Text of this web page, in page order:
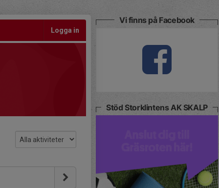
Logga in
Vi finns på Facebook
Stöd Storklintens AK SKALP